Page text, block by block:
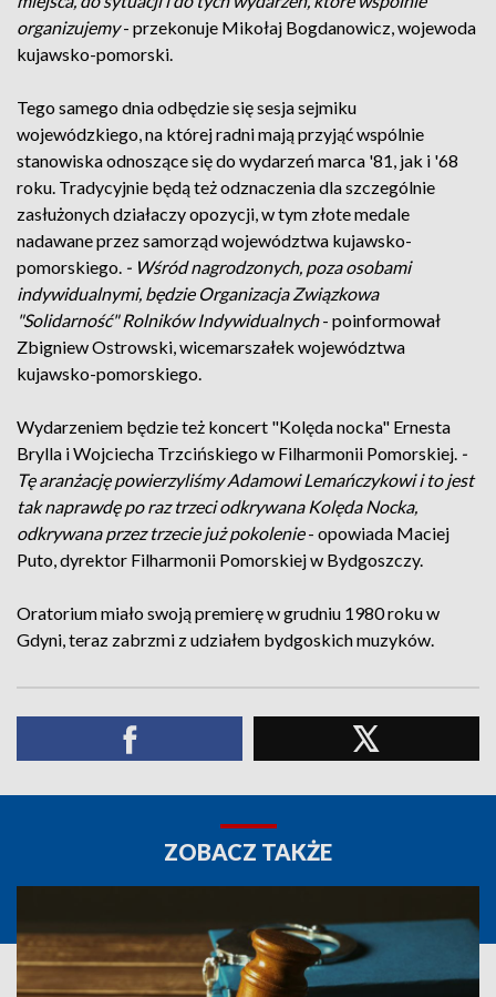
organizujemy- przekonuje Mikołaj Bogdanowicz, wojewoda
kujawsko-pomorski.
Tego samego dnia odbędzie się sesja sejmiku
wojewódzkiego, na której radni mają przyjąć wspólnie
stanowiska odnoszące się do wydarzeń marca '81, jak i '68
roku. Tradycyjnie będą też odznaczenia dla szczególnie
zasłużonych działaczy opozycji, w tym złote medale
nadawane przez samorząd województwa kujawsko-
pomorskiego. - Wśród nagrodzonych, poza osobami
indywidualnymi, będzie Organizacja Związkowa
"Solidarność" Rolników Indywidualnych- poinformował
Zbigniew Ostrowski, wicemarszałek województwa
kujawsko-pomorskiego.
Wydarzeniem będzie też koncert "Kolęda nocka" Ernesta
Brylla i Wojciecha Trzcińskiego w Filharmonii Pomorskiej. -
Tę aranżację powierzyliśmy Adamowi Lemańczykowi i to jest
tak naprawdę po raz trzeci odkrywana Kolęda Nocka,
odkrywana przez trzecie już pokolenie- opowiada Maciej
Puto, dyrektor Filharmonii Pomorskiej w Bydgoszczy.
Oratorium miało swoją premierę w grudniu 1980 roku w
Gdyni, teraz zabrzmi z udziałem bydgoskich muzyków.
ZOBACZ TAKŻE